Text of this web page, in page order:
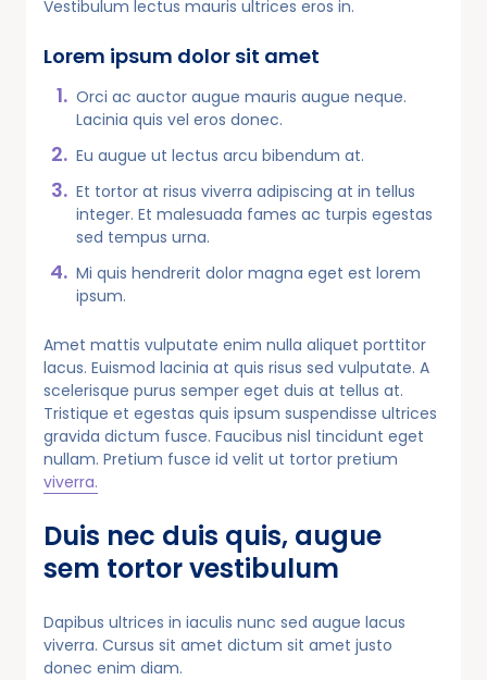
Vestibulum lectus mauris ultrices eros in.
Lorem ipsum dolor sit amet
Orci ac auctor augue mauris augue neque.
Lacinia quis vel eros donec.
Eu augue ut lectus arcu bibendum at.
Et tortor at risus viverra adipiscing at in tellus
integer. Et malesuada fames ac turpis egestas
sed tempus urna.
Mi quis hendrerit dolor magna eget est lorem
ipsum.
Amet mattis vulputate enim nulla aliquet porttitor
lacus. Euismod lacinia at quis risus sed vulputate. A
scelerisque purus semper eget duis at tellus at.
Tristique et egestas quis ipsum suspendisse ultrices
gravida dictum fusce. Faucibus nisl tincidunt eget
nullam. Pretium fusce id velit ut tortor pretium
viverra.
Duis nec duis quis, augue
sem tortor vestibulum
Dapibus ultrices in iaculis nunc sed augue lacus
viverra. Cursus sit amet dictum sit amet justo
donec enim diam.